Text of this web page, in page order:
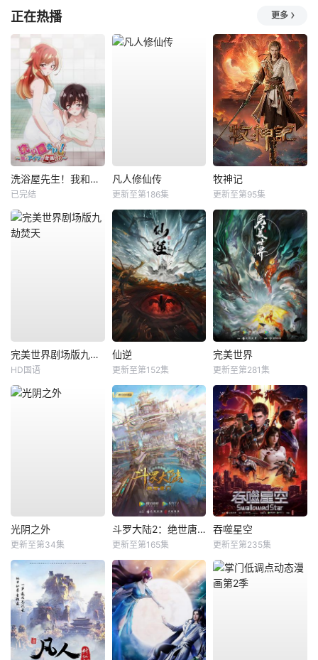
正在热播 更多
洗浴屋先生！我和那家伙在女浴池！？
已完结
凡人修仙传
更新至第186集
牧神记
更新至第95集
完美世界剧场版九劫焚天
HD国语
仙逆
更新至第152集
完美世界
更新至第281集
光阴之外
更新至第34集
斗罗大陆2：绝世唐门
更新至第165集
吞噬星空
更新至第235集